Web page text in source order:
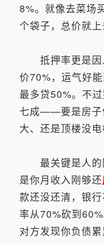
8%。就像去菜场
个袋子，总价就上
抵押率更是因
价70%，运气好
最多贷50%。不
七成——要是房子
大、还是顶楼没
最关键是人的
是你月收入刚够还
款还没还清，银
率从70%砍到
对方发现你负债累